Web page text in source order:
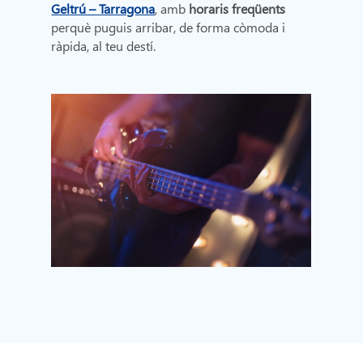
Geltrú – Tarragona, amb horaris freqüents
perquè puguis arribar, de forma còmoda i
ràpida, al teu destí.